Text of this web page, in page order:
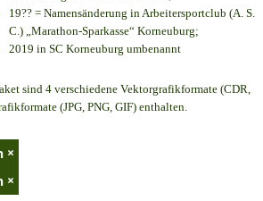
19?? = Namensänderung in Arbeitersportclub (A. S.
C.) „Marathon-Sparkasse“ Korneuburg;
2019 in SC Korneuburg umbenannt
sind 4 verschiedene Vektorgrafikformate (CDR,
(JPG, PNG, GIF) enthalten.
×
×